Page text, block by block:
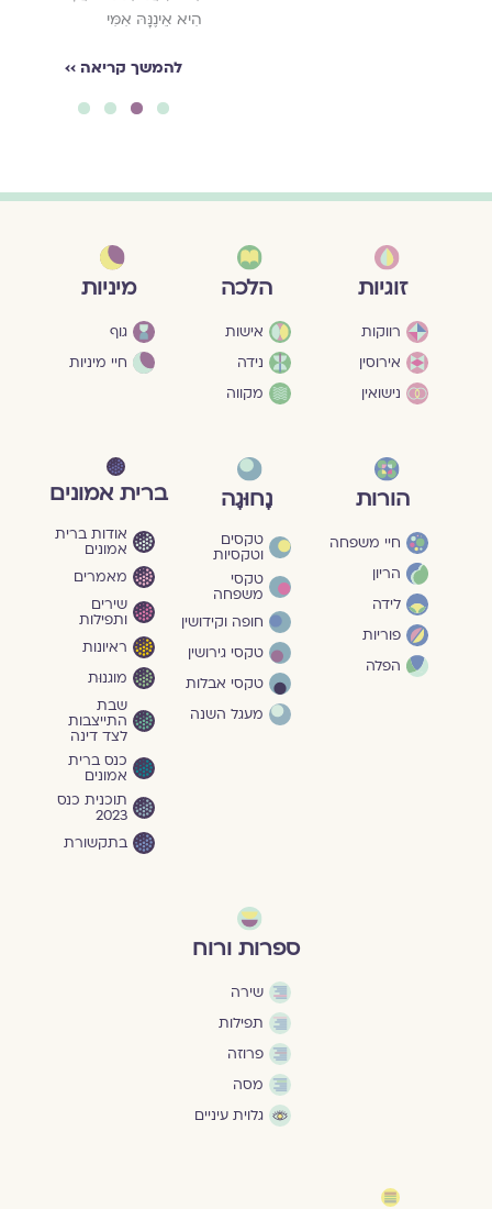
הִיא אֵינֶנָּהּ אִמִּי
להמשך קריאה ››
זוגיות
רווקות
אירוסין
נישואין
הלכה
אישות
נידה
מקווה
מיניות
גוף
חיי מיניות
הורות
חיי משפחה
הריון
לידה
פוריות
הפלה
נָחוּגָה
טקסים
וטקסיות
טקסי
משפחה
חופה וקידושין
טקסי גירושין
טקסי אבלות
מעגל השנה
ברית אמונים
אודות ברית
אמונים
מאמרים
שירים
ותפילות
ראיונות
מוגנוּת
שבת
התייצבות
לצד דינה
כנס ברית
אמונים
תוכנית כנס
2023
בתקשורת
ספרות ורוח
שירה
תפילות
פרוזה
מסה
גלוית עיניים